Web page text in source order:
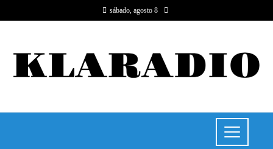
sábado, agosto 8